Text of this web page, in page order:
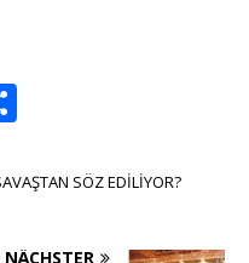
le SÖZ EDİLİYOR?
NÄCHSTER